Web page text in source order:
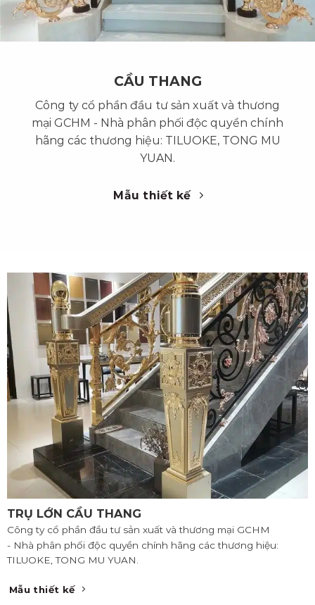
CẦU THANG
Công ty cổ phần đầu tư sản xuất và thương
mại GCHM - Nhà phân phối độc quyền chính
hãng các thương hiệu: TILUOKE, TONG MU
YUAN.
Mẫu thiết kế
TRỤ LỚN CẦU THANG
Công ty cổ phần đầu tư sản xuất và thương mại GCHM
- Nhà phân phối độc quyền chính hãng các thương hiệu:
TILUOKE, TONG MU YUAN.
Mẫu thiết kế